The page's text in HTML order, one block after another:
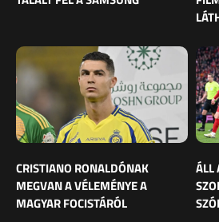
CRISTIANO RONALDÓNAK
MEGVAN A VÉLEMÉNYE A
MAGYAR FOCISTÁRÓL
ÁLL